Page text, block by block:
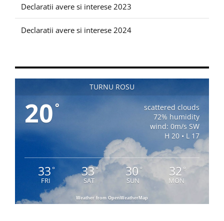
Declaratii avere si interese 2023
Declaratii avere si interese 2024
TURNU ROSU
20°
scattered clouds
72% humidity
wind: 0m/s SW
H 20 • L 17
33°
FRI
33°
SAT
30 °
SUN
32 °
MON
Weather from OpenWeatherMap